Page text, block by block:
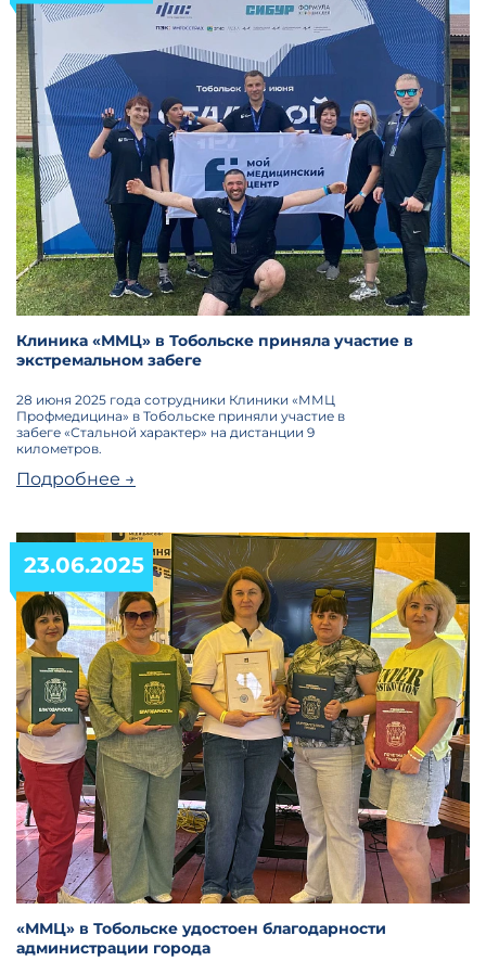
Клиника «ММЦ» в Тобольске приняла участие в
экстремальном забеге
28 июня 2025 года сотрудники Клиники «ММЦ
Профмедицина» в Тобольске приняли участие в
забеге «Стальной характер» на дистанции 9
километров.
Подробнее →
«ММЦ» в Тобольске удостоен благодарности
администрации города
23.06.2025